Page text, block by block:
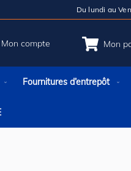
Du lundi au
Mon
Mon compte
Fournitures d’entrepôt